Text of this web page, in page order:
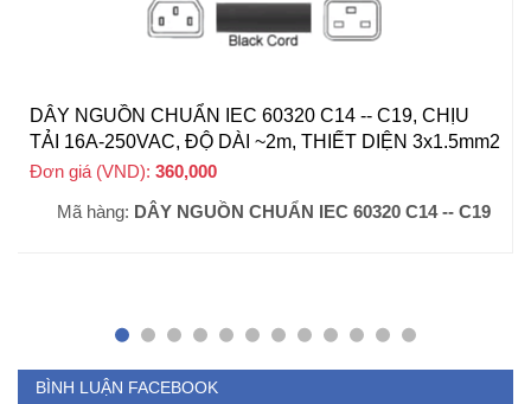
DÂY NGUỒN CHUẨN IEC 60320 C14 -- C19, CHỊU
TẢI 16A-250VAC, ĐỘ DÀI ~2m, THIẾT DIỆN 3x1.5mm2
Đơn giá (VND): 360,000
Mã hàng: DÂY NGUỒN CHUẨN IEC 60320 C14 -- C19
BÌNH LUẬN FACEBOOK